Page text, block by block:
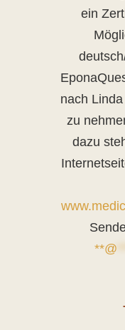
ein
nach
zu
dazu
**@